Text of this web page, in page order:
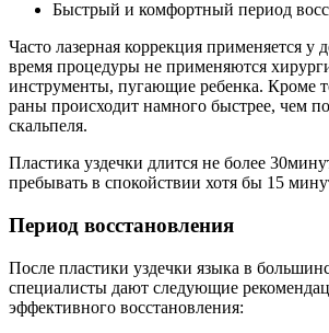
Быстрый и комфортный период
Часто лазерная коррекция применяется у
время процедуры не применяются
инструменты, пугающие ребенка. Кроме
раны происходит намного быстрее, чем
скальпеля.
Пластика уздечки длится не более
пребывать в спокойствии хотя бы 15
Период восстановления
После пластики уздечки языка в
специалисты дают следующие
эффективного восстановления: